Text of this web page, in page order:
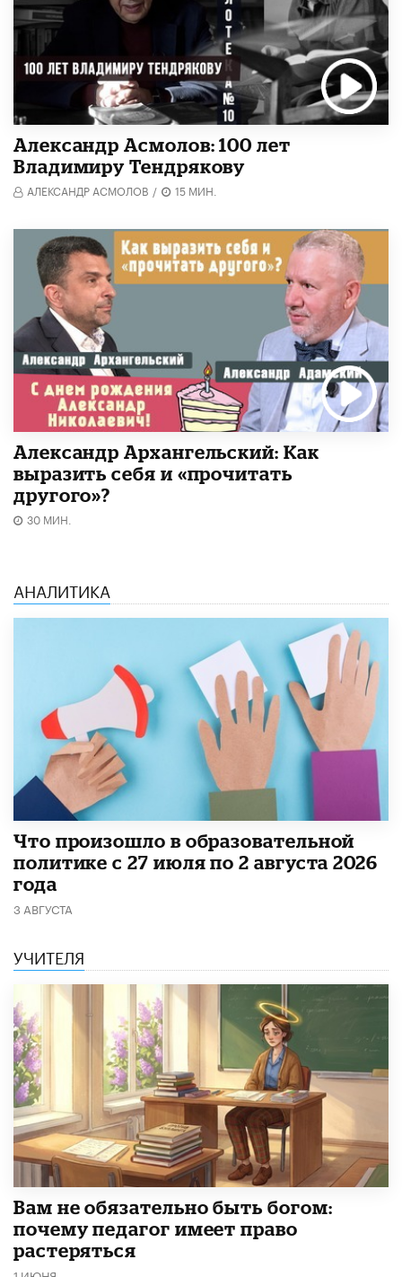
Александр Асмолов: 100 лет
Владимиру Тендрякову
АЛЕКСАНДР АСМОЛОВ / 15 МИН.
Александр Архангельский: Как
выразить себя и «прочитать
другого»?
30 МИН.
АНАЛИТИКА
​Что произошло в образовательной
политике с 27 июля по 2 августа 2026
года
3 АВГУСТА
УЧИТЕЛЯ
​Вам не обязательно быть богом:
почему педагог имеет право
растеряться